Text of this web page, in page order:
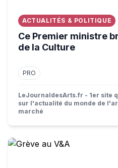
ACTUALITÉS & POLITIQUE
Ce Premier ministre
de la Culture
PRO
LeJournaldesArts.fr - 1er site
sur l'actualité du monde de
marché
Grève au V&A